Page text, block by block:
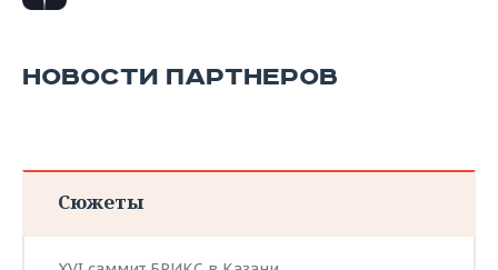
НОВОСТИ ПАРТНЕРОВ
Сюжеты